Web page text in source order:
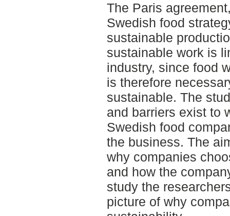
The Paris
Swedish food
sustainable
sustainable work is
industry, since food
is therefore
sustainable. The
and barriers exist to
Swedish food
the business. The
why companies
and how the
study the
picture of why